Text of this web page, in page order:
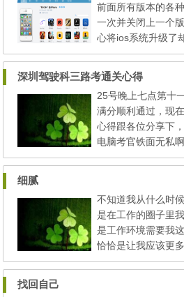
重要，白天忙晚上
最近公司又要求改
前面所有版本的各
一次并关闭上一个
心将ios系统升级了
如前一版好用的伙
外更别提是要越狱
系统做这么好这么
愉快的玩耍了。毕
限制的，很多软件
没被发挥极致，那
深圳驾驶科三路考通关心得
25号晚上七点第十
满分顺利通过，现
心得跟各位分享下
电脑考官铁面无私
位，车内车外摄像
步骤1.调整座位 2.
远近灯4.看后视镜
调整，便于靠边停...
细腻
不知道我从什么时
是在工作的圈子里
是工作环境需要我
恰恰是让我应该更
去聆听客户需要的
找回自己